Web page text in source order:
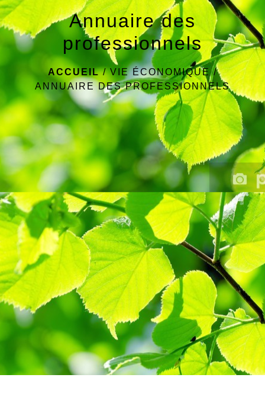
Annuaire des
professionnels
ACCUEIL/VIE ÉCONOMIQUE /
ANNUAIRE DES PROFESSIONNELS